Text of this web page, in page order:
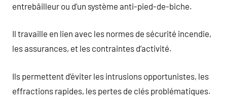
entrebâilleur ou d’un système anti-pied-de-biche.
Il travaille en lien avec les normes de sécurité incendie,
les assurances, et les contraintes d’activité.
Ils permettent d’éviter les intrusions opportunistes, les
effractions rapides, les pertes de clés problématiques.